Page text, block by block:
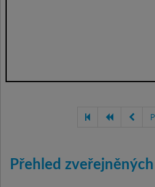
Přehled